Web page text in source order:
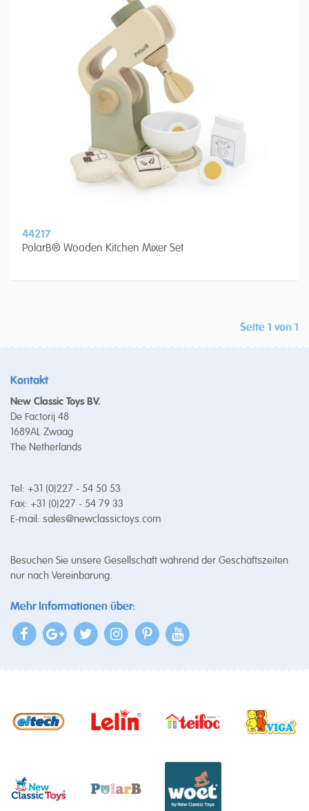
44217
PolarB® Wooden Kitchen Mixer Set
Seite 1 von 1
Kontakt
New Classic Toys BV.
De Factorij 48
1689AL Zwaag
The Netherlands
Tel: +31 (0)227 - 54 50 53
Fax: +31 (0)227 - 54 79 33
E-mail: sales@newclassictoys.com
Besuchen Sie unsere Gesellschaft während der Geschäftszeiten
nur nach Vereinbarung.
Mehr Informationen über: